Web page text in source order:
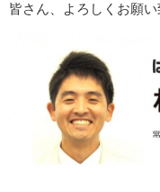
皆さん、よろしくお願い